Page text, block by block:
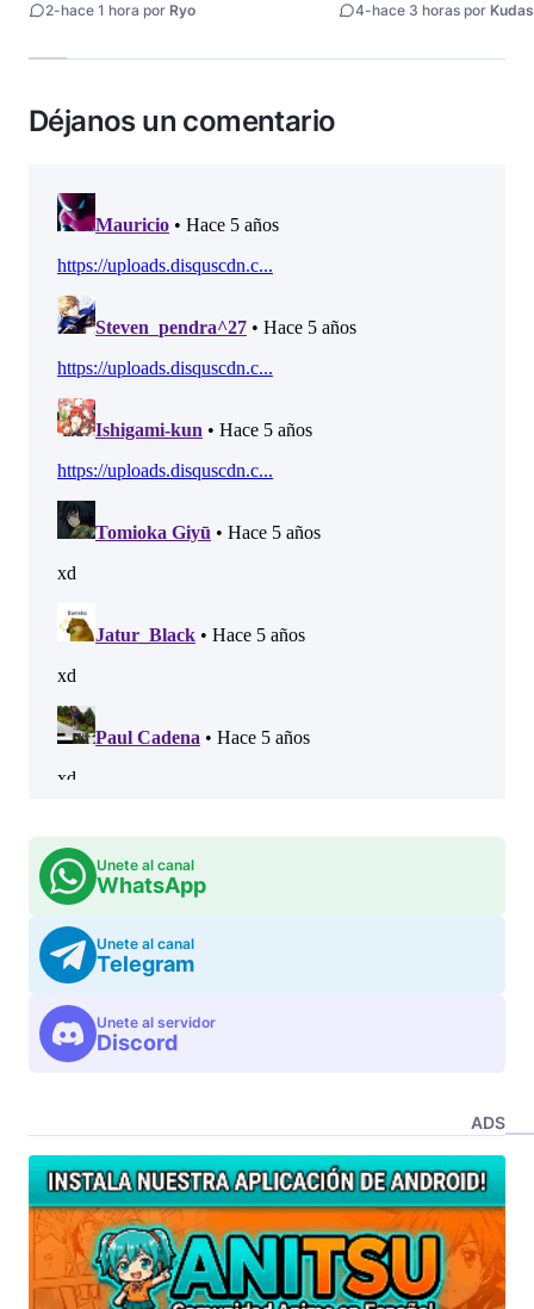
2-hace 1 hora por Ryo 4-hace 3 horas por
Déjanos un comentario
Unete al canal
WhatsApp
Unete al canal
Telegram
Unete al servidor
Discord
ADS